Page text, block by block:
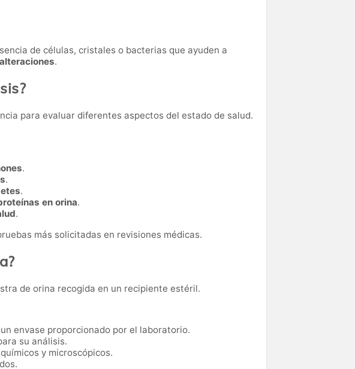
de células, cristales o bacterias que ayuden a
.
para evaluar diferentes aspectos del estado de salud.
.
.
.
en orina.
.
más solicitadas en revisiones médicas.
de orina recogida en un recipiente estéril.
envase proporcionado por el laboratorio.
su análisis.
y microscópicos.